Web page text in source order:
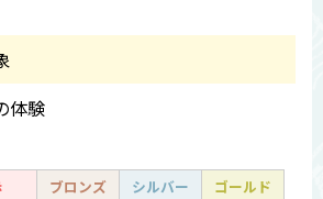
体験
ブロンズ シルバー
ゴールド